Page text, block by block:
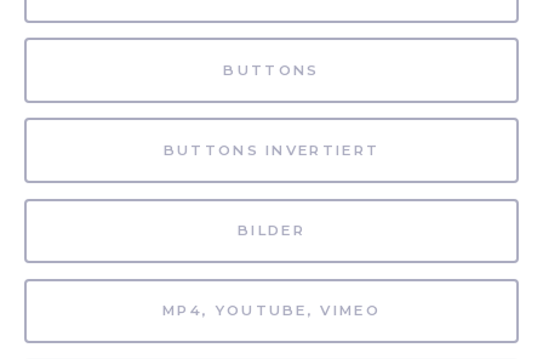
BUTTONS
BUTTONS INVERTIERT
BILDER
MP4, YOUTUBE, VIMEO